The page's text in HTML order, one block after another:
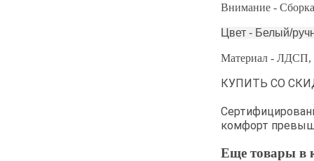
Внимание -
Цвет - Белый/
Материал -
КУПИТЬ СО
комфорт
Еще товары в